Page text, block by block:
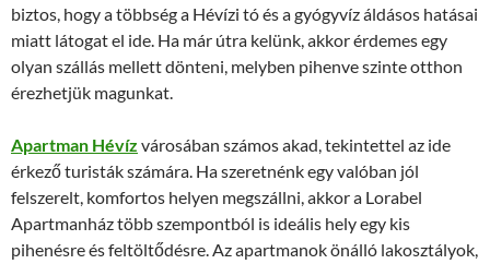
biztos, hogy a többség a Hévízi tó és a gyógyvíz áldásos hatásai
miatt látogat el ide. Ha már útra kelünk, akkor érdemes egy
olyan szállás mellett dönteni, melyben pihenve szinte otthon
érezhetjük magunkat.
Apartman Hévíz városában számos akad, tekintettel az ide
érkező turisták számára. Ha szeretnénk egy valóban jól
felszerelt, komfortos helyen megszállni, akkor a Lorabel
Apartmanház több szempontból is ideális hely egy kis
pihenésre és feltöltődésre. Az apartmanok önálló lakosztályok,